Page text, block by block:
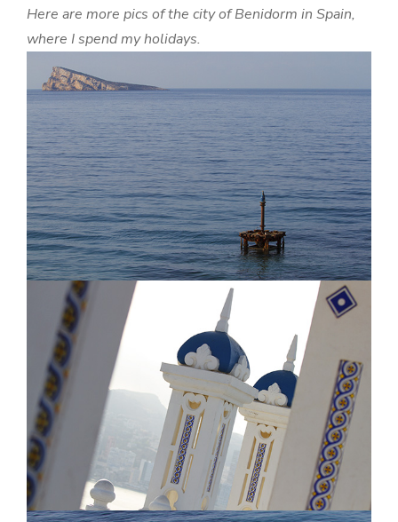
Here are more pics of the city of Benidorm in Spain,
where I spend my holidays.